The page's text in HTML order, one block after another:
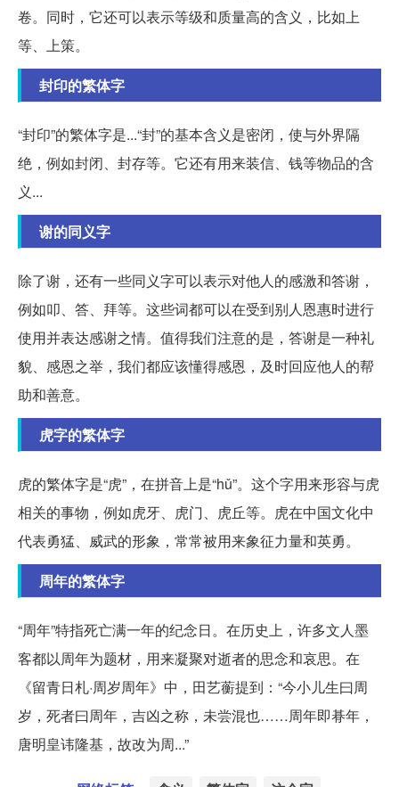
卷。同时，它还可以表示等级和质量高的含义，比如上
等、上策。
封印的繁体字
“封印”的繁体字是...“封”的基本含义是密闭，使与外界隔
绝，例如封闭、封存等。它还有用来装信、钱等物品的含
义...
谢的同义字
除了谢，还有一些同义字可以表示对他人的感激和答谢，
例如叩、答、拜等。这些词都可以在受到别人恩惠时进行
使用并表达感谢之情。值得我们注意的是，答谢是一种礼
貌、感恩之举，我们都应该懂得感恩，及时回应他人的帮
助和善意。
虎字的繁体字
虎的繁体字是“虎”，在拼音上是“hǔ”。这个字用来形容与虎
相关的事物，例如虎牙、虎门、虎丘等。虎在中国文化中
代表勇猛、威武的形象，常常被用来象征力量和英勇。
周年的繁体字
“周年”特指死亡满一年的纪念日。在历史上，许多文人墨
客都以周年为题材，用来凝聚对逝者的思念和哀思。在
《留青日札·周岁周年》中，田艺蘅提到：“今小儿生曰周
岁，死者曰周年，吉凶之称，未尝混也……周年即朞年，
唐明皇讳隆基，故改为周...”